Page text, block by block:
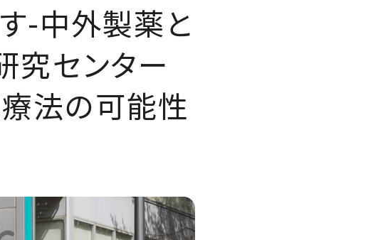
す-中外製薬と
究センター
法の可能性